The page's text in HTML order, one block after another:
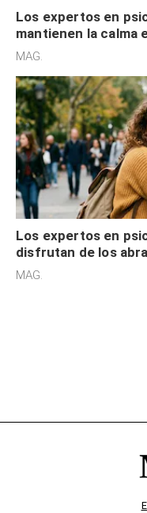
Los expertos en
mantienen la calma
cognitiva, gratitud y
MAG.
Los expertos en
disfrutan de los
sensibilidad a los
MAG.